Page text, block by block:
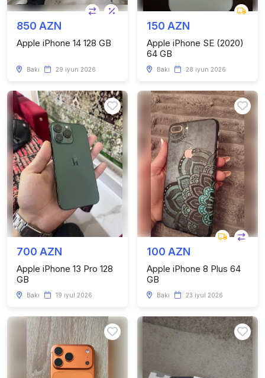
850 AZN
Apple iPhone 14 128 GB
Bakı 29 iyun 2026
150 AZN
Apple iPhone SE (2020)
64 GB
Bakı 28 iyun 2026
700 AZN
Apple iPhone 13 Pro 128
GB
Bakı 19 iyul 2026
100 AZN
Apple iPhone 8 Plus 64
GB
Bakı 23 iyul 2026